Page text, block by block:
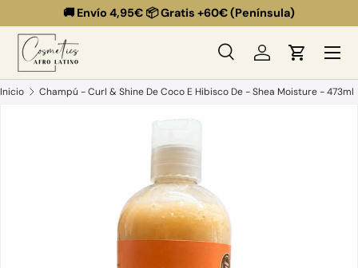
Ir al contenido
🚚 Envío 4,95€ 📦 Gratis +60€ (Península)
Buscar
Buscar
BuscarIniciar sesión
Carrito
Menú
Inicio Champú - Curl & Shine De Coco E Hibisco De - Shea Moisture - 473ml